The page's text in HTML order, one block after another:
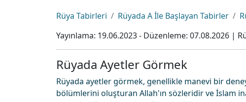
Rüya Tabirleri Rüyada A İle Başlayan Tabirler
Yayınlama: 19.06.2023- Düzenleme: 07.08.2026 |
Rüyada Ayetler Görmek
Rüyada ayetler görmek, genellikle manevi bir
bölümlerini oluşturan Allah'ın sözleridir ve İslam